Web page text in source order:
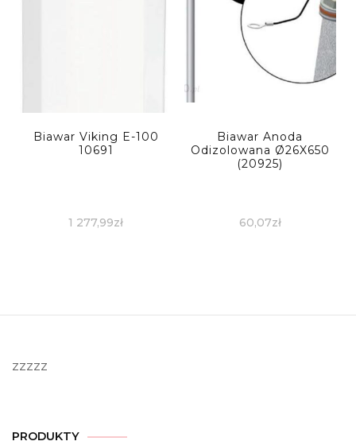
Biawar Viking E-100
10691
1 277,99zł
Biawar Anoda
Odizolowana Ø26X650
(20925)
60,07zł
zzzzz
PRODUKTY